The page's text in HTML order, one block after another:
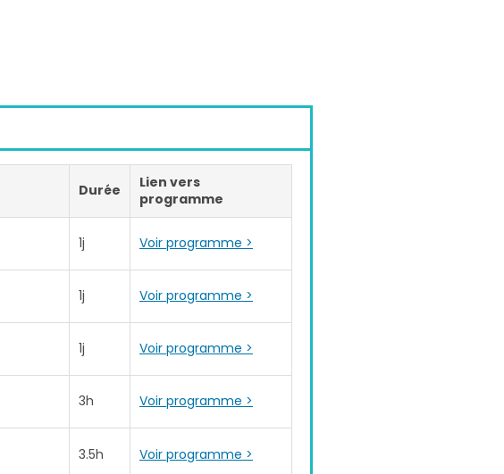
Durée
Lien vers
programme
1j Voir programme >
1j Voir programme >
1j Voir programme >
3h Voir programme >
3.5h Voir programme >